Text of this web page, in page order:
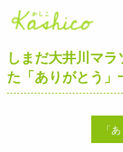
しまだ大井川マ
た「ありがとう」
「